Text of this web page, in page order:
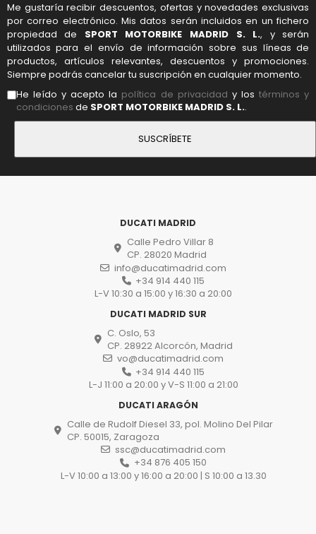
Me gustaría recibir descuentos, ofertas y novedades exclusivas
por correo electrónico. Mis datos serán incluidos en un fichero
propiedad de SPORT MOTORBIKE MADRID S. L., y serán
utilizados para el envío de información sobre sus líneas de
productos, artículos relevantes, descuentos y promociones.
Siempre podrás cancelar tu suscripción en cualquier momento.
He leído y acepto la política de privacidad y lostérminos y
condiciones de SPORT MOTORBIKE MADRID S. L..
DUCATI MADRID
Calle Pedro Villar 8
CP. 28020 Madrid
info@ducatimadrid.com
+34 914 440 115
L-V 10:30 a 15:00 y 16:30 a 20:00
DUCATI MADRID SUR
C. Oslo, 53
CP. 28922 Alcorcón, Madrid
vo@ducatimadrid.com
+34 914 440 115
L-J 11:00 a 20:00 y V-S 11:00 a 21:00
DUCATI ARAGÓN
Calle de Rudolf Diesel 33, pol. Molino Del Pilar
CP. 50015, Zaragoza
ssc@ducatimadrid.com
+34 876 405 150
L-V 10:00 a 13:00 y 16:00 a 20:00 | S 10:00 a 13.30